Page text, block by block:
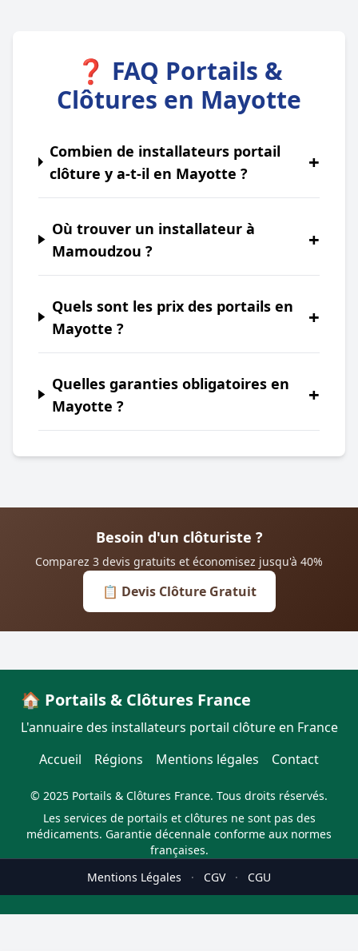
❓ FAQ Portails &
Clôtures en Mayotte
Combien de installateurs portail
clôture y a-t-il en Mayotte ?
+
Où trouver un installateur à
Mamoudzou ?
+
Quels sont les prix des portails en
Mayotte ?
+
Quelles garanties obligatoires en
Mayotte ?
+
Besoin d'un clôturiste ?
Comparez 3 devis gratuits et économisez jusqu'à 40%
📋 Devis Clôture Gratuit
🏠 Portails & Clôtures France
L'annuaire des installateurs portail clôture en France
Accueil
Régions Mentions légales Contact
© 2025 Portails & Clôtures France. Tous droits réservés.
Les services de portails et clôtures ne sont pas des
médicaments. Garantie décennale conforme aux normes
françaises.
Mentions Légales
· CGV · CGU